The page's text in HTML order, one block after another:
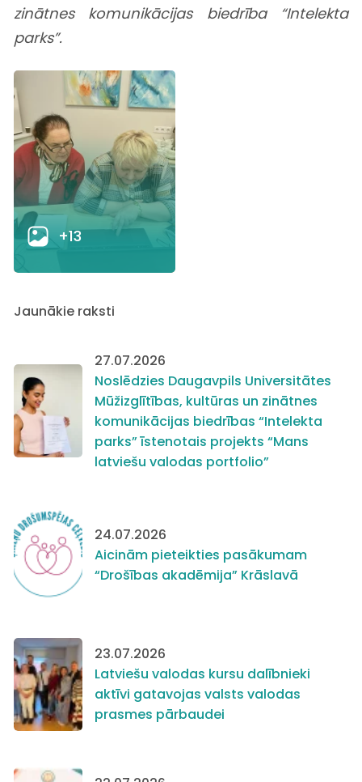
zinātnes komunikācijas biedrība “Intelekta
parks”.
+13
Jaunākie raksti
27.07.2026
Noslēdzies Daugavpils Universitātes
Mūžizglītības, kultūras un zinātnes
komunikācijas biedrības “Intelekta
parks” īstenotais projekts “Mans
latviešu valodas portfolio”
24.07.2026
Aicinām pieteikties pasākumam
“Drošības akadēmija” Krāslavā
23.07.2026
Latviešu valodas kursu dalībnieki
aktīvi gatavojas valsts valodas
prasmes pārbaudei